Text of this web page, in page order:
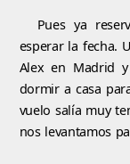
Pues ya
esperar la fecha.
Alex en Madrid
dormir a casa
vuelo salía muy
nos levantamos